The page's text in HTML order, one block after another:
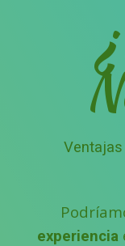
experiencia